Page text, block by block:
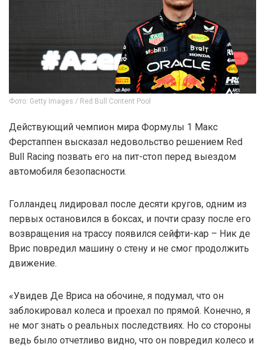
Фото: Getty Images / Red Bull Content Pool
Действующий чемпион мира Формулы 1 Макс
Ферстаппен высказал недовольство решением Red
Bull Racing позвать его на пит-стоп перед выездом
автомобиля безопасности.
Голландец лидировал после десяти кругов, одним из
первых остановился в боксах, и почти сразу после его
возвращения на трассу появился сейфти-кар – Ник де
Врис повредил машину о стену и не смог продолжить
движение.
«Увидев Де Вриса на обочине, я подумал, что он
заблокировал колеса и проехал по прямой. Конечно, я
не мог знать о реальных последствиях. Но со стороны
ведь было отчетливо видно, что он повредил колесо и